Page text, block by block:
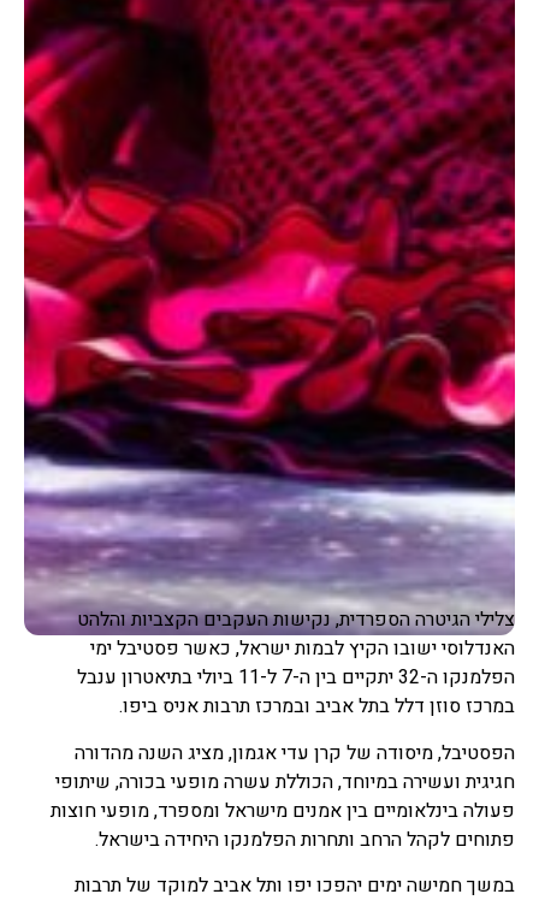
צלילי הגיטרה הספרדית, נקישות העקבים הקצביות והלהט
האנדלוסי ישובו הקיץ לבמות ישראל, כאשר פסטיבל ימי
הפלמנקו ה-32 יתקיים בין ה-7 ל-11 ביולי בתיאטרון ענבל
במרכז סוזן דלל בתל אביב ובמרכז תרבות אניס ביפו.
הפסטיבל, מיסודה של קרן עדי אגמון, מציג השנה מהדורה
חגיגית ועשירה במיוחד, הכוללת עשרה מופעי בכורה, שיתופי
פעולה בינלאומיים בין אמנים מישראל ומספרד, מופעי חוצות
פתוחים לקהל הרחב ותחרות הפלמנקו היחידה בישראל.
במשך חמישה ימים יהפכו יפו ותל אביב למוקד של תרבות